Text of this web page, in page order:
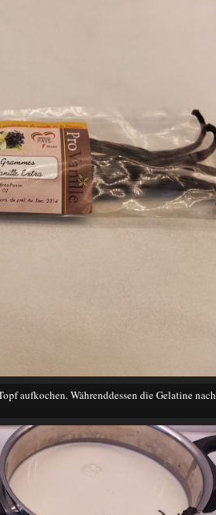
aufkochen. Währenddessen die Gelatine nach